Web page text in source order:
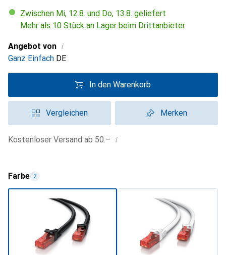
Zwischen Mi, 12.8. und Do, 13.8. geliefert
Mehr als 10 Stück an Lager beim Drittanbieter
Angebot von i
Ganz Einfach DE
In den Warenkorb
Vergleichen Merken
Kostenloser Versand ab 50.– i
Farbe 2